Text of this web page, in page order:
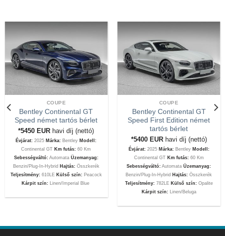
COUPE
Bentley Continental GT
Speed német tartós bérlet
*5450 EUR havi díj (nettó)
Évjárat: 2025 Márka: Bentley Modell:
Continental GT Km futás:60 Km
Sebességváltó:Automata Üzemanyag:
Benzin/Plug-In-Hybrid Hajtás:Összkerék
Teljesítmény:610LE Külső szín: Peacock
Kárpit szín:Linen/Imperial Blue
COUPE
Bentley Continental GT
Speed First Edition német
tartós bérlet
*5400 EUR havi díj (nettó)
Évjárat:2025 Márka:Bentley Modell:
Continental GT Km futás: 60 Km
Sebességváltó: AutomataÜzemanyag:
Benzin/Plug-In-Hybrid Hajtás: Összkerék
Teljesítmény:782LE Külső szín: Opalite
Kárpit szín:Linen/Beluga